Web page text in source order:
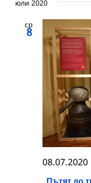
юли 2020
ср
8
08.07.2020